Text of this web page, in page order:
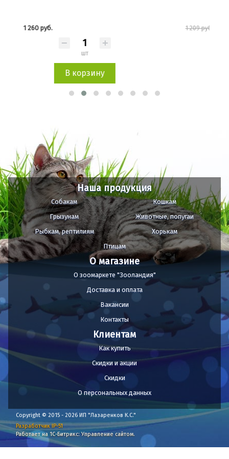
1 209 руб.
В корзину
Наша продукция
Собакам
Кошкам
Грызунам
Животные, попугаи
Рыбкам, рептилиям
Хорькам
Птицам
О магазине
О зоомаркете "Зооландия"
Доставка и оплата
Вакансии
Контакты
Клиентам
Как купить
Скидки и акции
Скидки
О персональных данных
Copyright © 2015 - 2026 ИП "Лазаренков К.С."
Разработчик IP-51
Работает на 1С-Битрикс: Управление сайтом.